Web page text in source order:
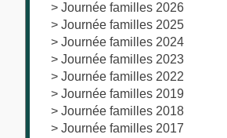
> Journée familles 2026
> Journée familles 2025
> Journée familles 2024
> Journée familles 2023
> Journée familles 2022
> Journée familles 2019
> Journée familles 2018
> Journée familles 2017